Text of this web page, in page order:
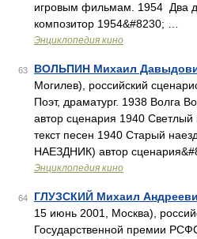
игровым фильмам. 1954 Два
композитор 1954&#8230; …
Энциклопедия кино
63 ВОЛЬПИН Михаил
Могилев), российский
Поэт, драматург. 1938 Волга
автор сценария 1940
текст песен 1940 Старый
НАЕЗДНИК) автор
Энциклопедия кино
64 ГЛУЗСКИЙ Михаил
15 июнь 2001, Москва),
Государственной премии